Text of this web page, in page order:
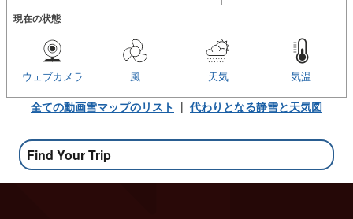
現在の状態
気温
天気
風
ウェブカメラ
全ての動画雪マップのリスト | 代わりとなる静雪と天気図
Find Your Trip